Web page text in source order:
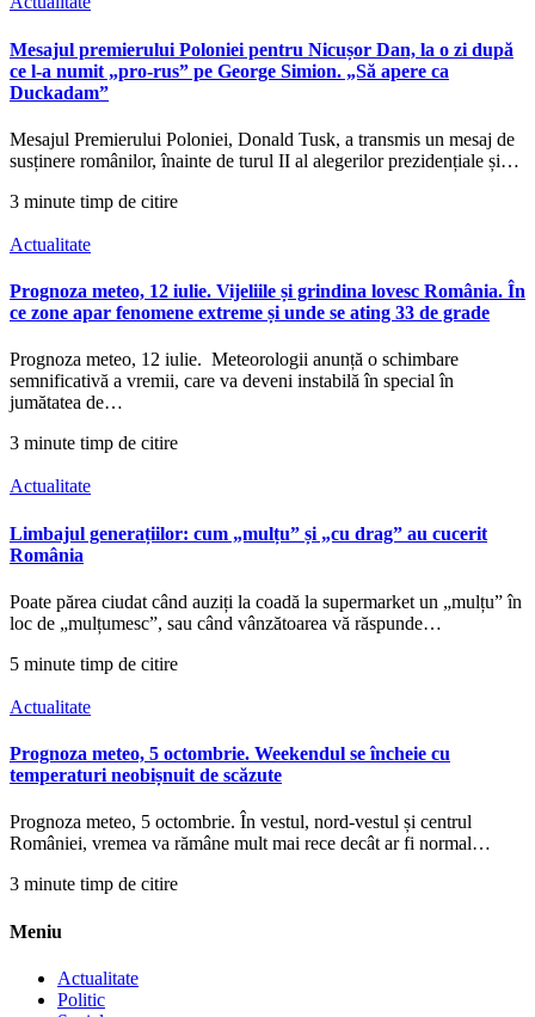
Mesajul premierului Poloniei pentru Nicușor Dan, la o zi după
ce l-a numit „pro-rus” pe George Simion. „Să apere ca
Duckadam”
Mesajul Premierului Poloniei, Donald Tusk, a transmis un mesaj de
susținere românilor, înainte de turul II al alegerilor prezidențiale și…
3 minute timp de citire
Actualitate
Prognoza meteo, 12 iulie. Vijeliile și grindina lovesc România. În
ce zone apar fenomene extreme și unde se ating 33 de grade
Prognoza meteo, 12 iulie. Meteorologii anunță o schimbare
semnificativă a vremii, care va deveni instabilă în special în
jumătatea de…
3 minute timp de citire
Actualitate
Limbajul generațiilor: cum „mulțu” și „cu drag” au cucerit
România
Poate părea ciudat când auziți la coadă la supermarket un „mulțu” în
loc de „mulțumesc”, sau când vânzătoarea vă răspunde…
5 minute timp de citire
Actualitate
Prognoza meteo, 5 octombrie. Weekendul se încheie cu
temperaturi neobișnuit de scăzute
Prognoza meteo, 5 octombrie. În vestul, nord-vestul și centrul
României, vremea va rămâne mult mai rece decât ar fi normal…
3 minute timp de citire
Meniu
Actualitate
Politic